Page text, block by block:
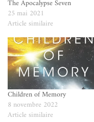
The Apocalypse Seven
25 mai 2021
Article similaire
Children of Memory
8 novembre 2022
Article similaire